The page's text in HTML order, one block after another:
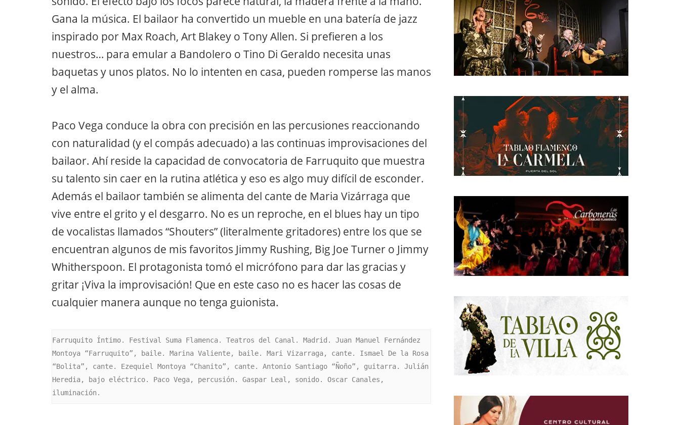
Gana la música. El bailaor ha convertido un mueble en una batería de jazz
inspirado por Max Roach, Art Blakey o Tony Allen. Si prefieren a los
nuestros… para emular a Bandolero o Tino Di Geraldo necesita unas
baquetas y unos platos. No lo intenten en casa, pueden romperse las manos
y el alma.
Paco Vega conduce la obra con precisión en las percusiones reaccionando
con naturalidad (y el compás adecuado) a las continuas improvisaciones del
bailaor. Ahí reside la capacidad de convocatoria de Farruquito que muestra
su talento sin caer en la rutina atlética y eso es algo muy difícil de esconder.
Además el bailaor también se alimenta del cante de Maria Vizárraga que
vive entre el grito y el desgarro. No es un reproche, en el blues hay un tipo
de vocalistas llamados “Shouters” (literalmente gritadores) entre los que se
encuentran algunos de mis favoritos Jimmy Rushing, Big Joe Turner o Jimmy
Whitherspoon. El protagonista tomó el micrófono para dar las gracias y
gritar ¡Viva la improvisación! Que en este caso no es hacer las cosas de
cualquier manera aunque no tenga guionista.
Farruquito Íntimo. Festival Suma Flamenca. Teatros del Canal. Madrid. Juan Manuel Fernández
Montoya “Farruquito”, baile. Marina Valiente, baile. Mari Vizarraga, cante. Ismael De la Rosa
“Bolita”, cante. Ezequiel Montoya “Chanito”, cante. Antonio Santiago “Ñoño”, guitarra. Julián
Heredia, bajo eléctrico. Paco Vega, percusión. Gaspar Leal, sonido. Oscar Canales,
iluminación.